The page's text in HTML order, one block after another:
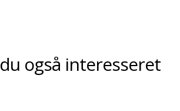
også interesseret